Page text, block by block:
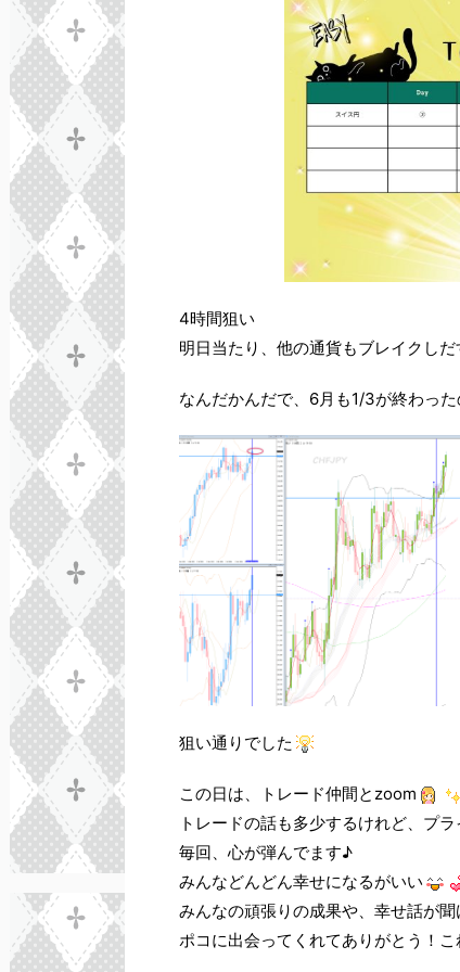
4時間狙い
明日当たり、他の通貨もブレイクしだ
なんだかんだで、6月も1/3が終わっ
狙い通りでした
この日は、トレード仲間とzoom
トレードの話も多少するけれど、プ
毎回、心が弾んでます♪
みんなどんどん幸せになるがいい
みんなの頑張りの成果や、幸せ話が聞
ポコに出会ってくれてありがとう！